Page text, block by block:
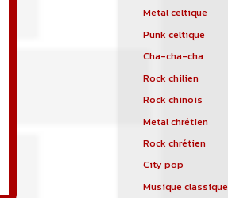
Metal celtique
Punk celtique
Cha-cha-cha
Rock chilien
Rock chinois
Metal chrétien
Rock chrétien
City pop
Musique classique